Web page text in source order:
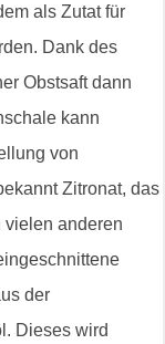
als Zutat für
Dank des
Obstsaft dann
kann
von
Zitronat, das
vielen anderen
der
Dieses wird